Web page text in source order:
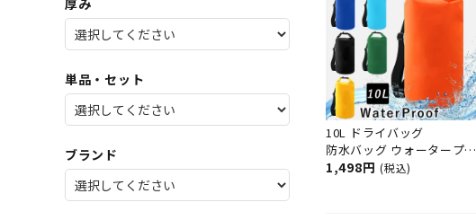
厚み
単品・セット
ブランド
10L ドライバッグ
防水バッグ ウォータープル
ーフバック プールバッグ
1,498円 (税込)